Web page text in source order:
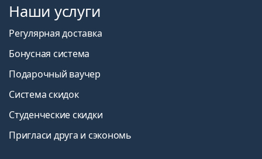
Наши услуги
Регулярная доставка
Бонусная система
Подарочный ваучер
Система скидок
Студенческие скидки
Пригласи друга и сэкономь